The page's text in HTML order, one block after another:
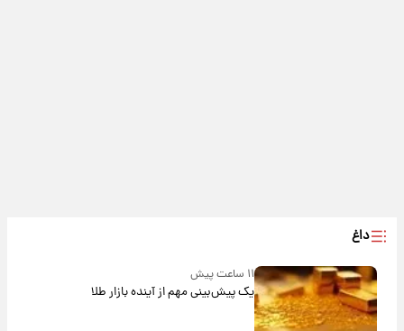
داغ
۱۱ ساعت پیش
یک پیش‌بینی مهم از آینده بازار طلا